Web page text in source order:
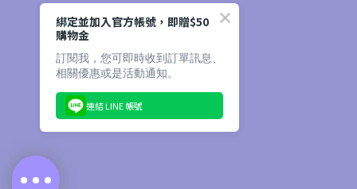
綁定並加入官方帳號，即贈$50
購物金
訂閱我，您可即時收到訂單訊息、
相關優惠或是活動通知。
連結 LINE 帳號